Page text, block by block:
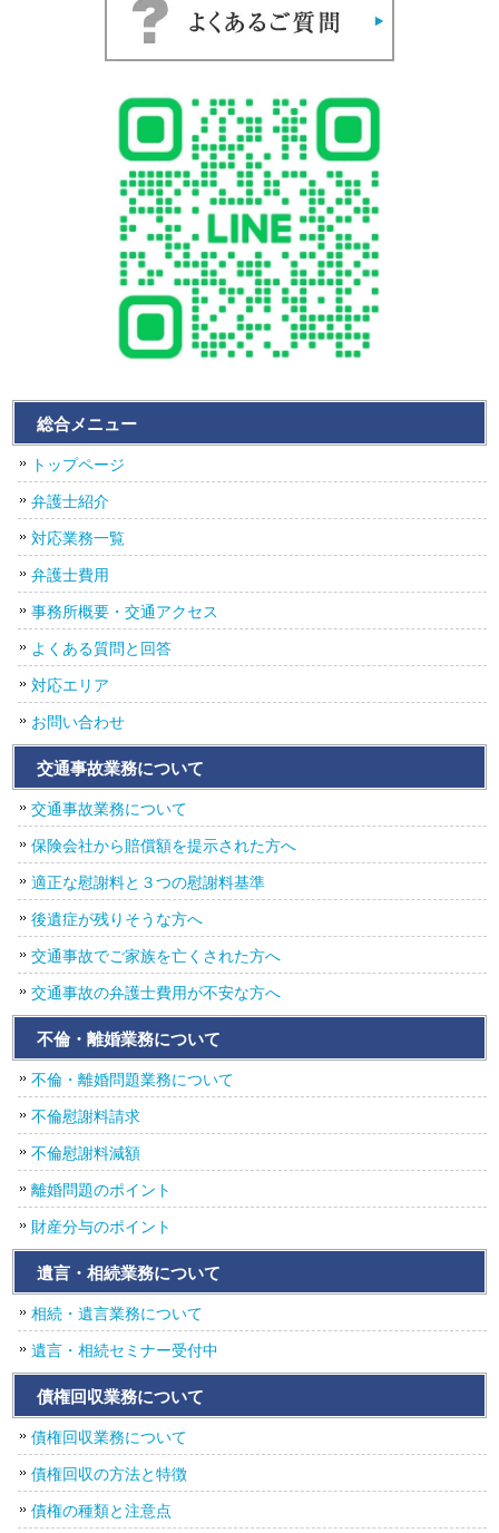
総合メニュー
トップページ
弁護士紹介
対応業務一覧
弁護士費用
事務所概要・交通アクセス
よくある質問と回答
対応エリア
お問い合わせ
交通事故業務について
交通事故業務について
保険会社から賠償額を提示された方へ
適正な慰謝料と３つの慰謝料基準
後遺症が残りそうな方へ
交通事故でご家族を亡くされた方へ
交通事故の弁護士費用が不安な方へ
不倫・離婚業務について
不倫・離婚問題業務について
不倫慰謝料請求
不倫慰謝料減額
離婚問題のポイント
財産分与のポイント
遺言・相続業務について
相続・遺言業務について
遺言・相続セミナー受付中
債権回収業務について
債権回収業務について
債権回収の方法と特徴
債権の種類と注意点